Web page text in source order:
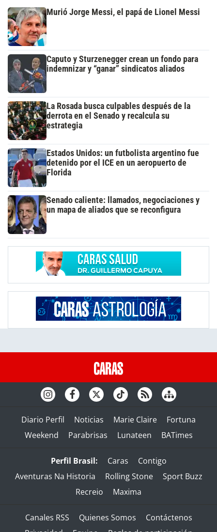
Murió Jorge Messi, el papá de Lionel Messi
Caputo y Sturzenegger crean un fondo para
indemnizar y “ganar” sindicatos aliados
La Rosada busca culpables después de la
derrota en el Senado y recalcula su
estrategia
Estados Unidos: un futbolista argentino fue
detenido por el ICE en un aeropuerto de
Florida
Senado caliente: llamados, negociaciones y
un mapa de aliados que se reconfigura
Diario Perfil Noticias Marie Claire
Fortuna
Weekend
Parabrisas Lunateen BATimes
Perfil Brasil: Caras
Contigo
Aventuras Na Historia
Rolling Stone
Sport Buzz
Recreio
Maxima
Canales RSS Quienes Somos
Contáctenos